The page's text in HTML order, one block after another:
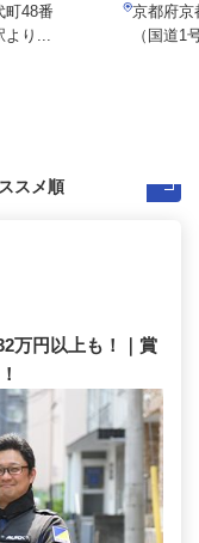
町48番
り...
京都府京
（国道1
万円以上も！｜賞